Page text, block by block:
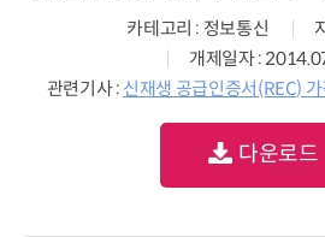
카테고리 : 정보통신
개제일자 :
관련기사 : 신재생 공급인증서(REC)
다운로드